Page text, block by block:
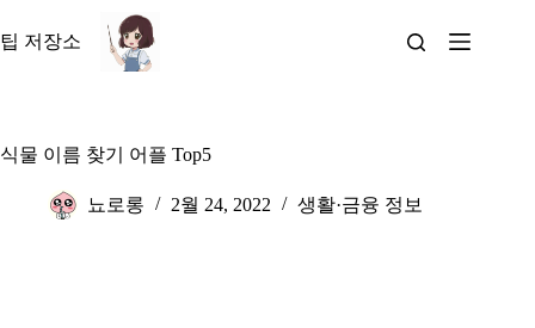
문
뛰
팁 저장소
식물 이름 찾기 어플 Top5
뇨로롱 2월 24, 2022 생활·금융 정보